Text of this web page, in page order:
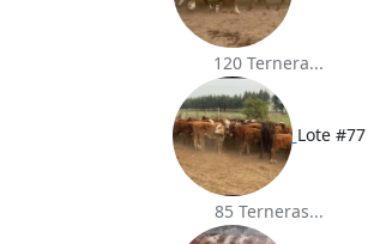
120 Ternera...
Lote #77
85 Terneras...